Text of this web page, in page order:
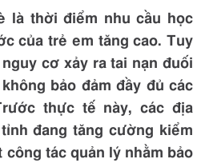
là thời điểm nhu cầu học
của trẻ em tăng cao. Tuy
cơ xảy ra tai nạn đuối
bảo đảm đầy đủ các
thực tế này, các địa
đang tăng cường kiểm
công tác quản lý nhằm bảo